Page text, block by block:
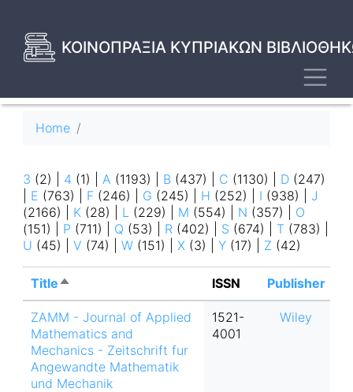
main
content
ΚΟΙΝΟΠΡΑΞΙΑ ΚΥΠΡΙΑΚΩΝ
Home
3 (2) 4 (1) A (1193) B (437) C (1130) D (247)
E (763) F (246) G (245) H (252) I (938)
J
(2166)
K (28) L (229) M (554) N (357)
O
(151)
P (711) Q (53) R (402) S (674) T (783)
U (45) V (74) W (151) X (3) Y (17) Z (42)
TitleSort
descending
ISSN Publisher
ZAMM - Journal of Applied
Mathematics and
Mechanics - Zeitschrift fur
Angewandte Mathematik
und Mechanik
1521-
4001
Wiley